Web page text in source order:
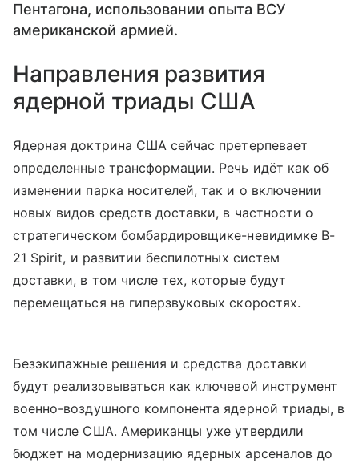
Пентагона, использовании опыта ВСУ
американской армией.
Направления развития
ядерной триады США
Ядерная доктрина США сейчас претерпевает
определенные трансформации. Речь идёт как об
изменении парка носителей, так и о включении
новых видов средств доставки, в частности о
стратегическом бомбардировщике-невидимке B-
21 Spirit, и развитии беспилотных систем
доставки, в том числе тех, которые будут
перемещаться на гиперзвуковых скоростях.
Безэкипажные решения и средства доставки
будут реализовываться как ключевой инструмент
военно-воздушного компонента ядерной триады, в
том числе США. Американцы уже утвердили
бюджет на модернизацию ядерных арсеналов до